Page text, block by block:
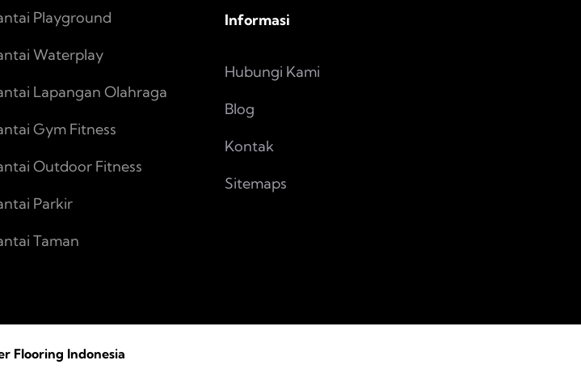
Playground
Waterplay
Lapangan Olahraga
Gym Fitness
Outdoor Fitness
Parkir
Taman
Informasi
Hubungi Kami
Blog
Kontak
Sitemaps
Flooring Indonesia